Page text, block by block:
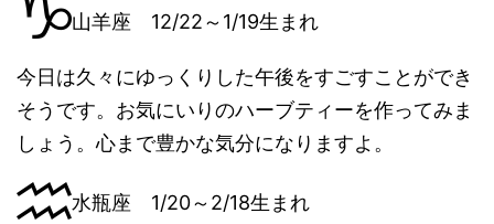
山羊座 12/22～1/19生まれ
今日は久々にゆっくりした午後をすごすことができ
そうです。お気にいりのハーブティーを作ってみま
しょう。心まで豊かな気分になりますよ。
水瓶座 1/20～2/18生まれ